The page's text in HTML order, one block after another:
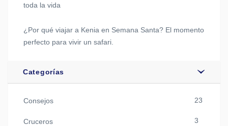
toda la vida
¿Por qué viajar a Kenia en Semana Santa? El momento
perfecto para vivir un safari.
Categorías
Consejos 23
Cruceros 3